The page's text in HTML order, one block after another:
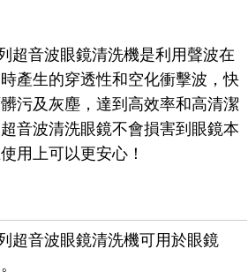
超音波眼鏡清洗機是利用聲波在
產生的穿透性和空化衝擊波，快
污及灰塵，達到高效率和高清潔
音波清洗眼鏡不會損害到眼鏡本
用上可以更安心！
超音波眼鏡清洗機可用於眼鏡